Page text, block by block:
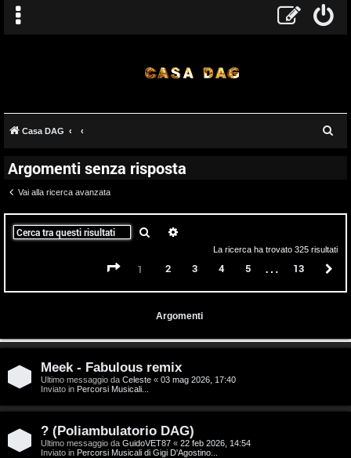
A
r
g
Casa DAG
Argomenti senza risposta
Vai alla ricerca avanzata
Cerca
La ricerca ha trovato 325 risultati
Pagina di
1 2 3 4 5 … 13
Argomenti
Meek - Fabulous remix
Ultimo messaggio da Celeste « 03 mag 2026, 17:40
Inviato in Percorsi Musicali...
? (Poliambulatorio DAG)
Ultimo messaggio da GuidoVET87 « 22 feb 2026, 14:54
Inviato in Percorsi Musicali di Gigi D'Agostino...
T
o
p
i